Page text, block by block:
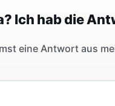
Ich hab die
eine Antwort aus